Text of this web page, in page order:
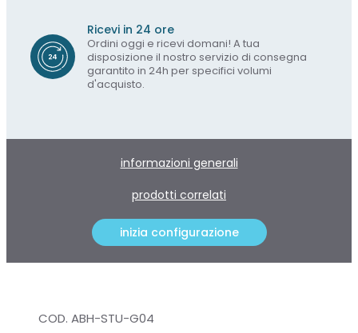
Ricevi in 24 ore
Ordini oggi e ricevi domani! A tua
disposizione il nostro servizio di consegna
garantito in 24h per specifici volumi
d'acquisto.
informazioni generali
prodotti correlati
inizia configurazione
COD. ABH-STU-G04